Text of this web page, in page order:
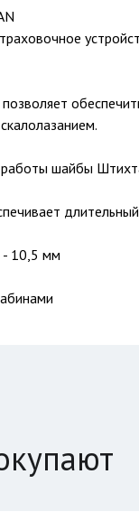
шайбы
длительный
- 10,5 мм